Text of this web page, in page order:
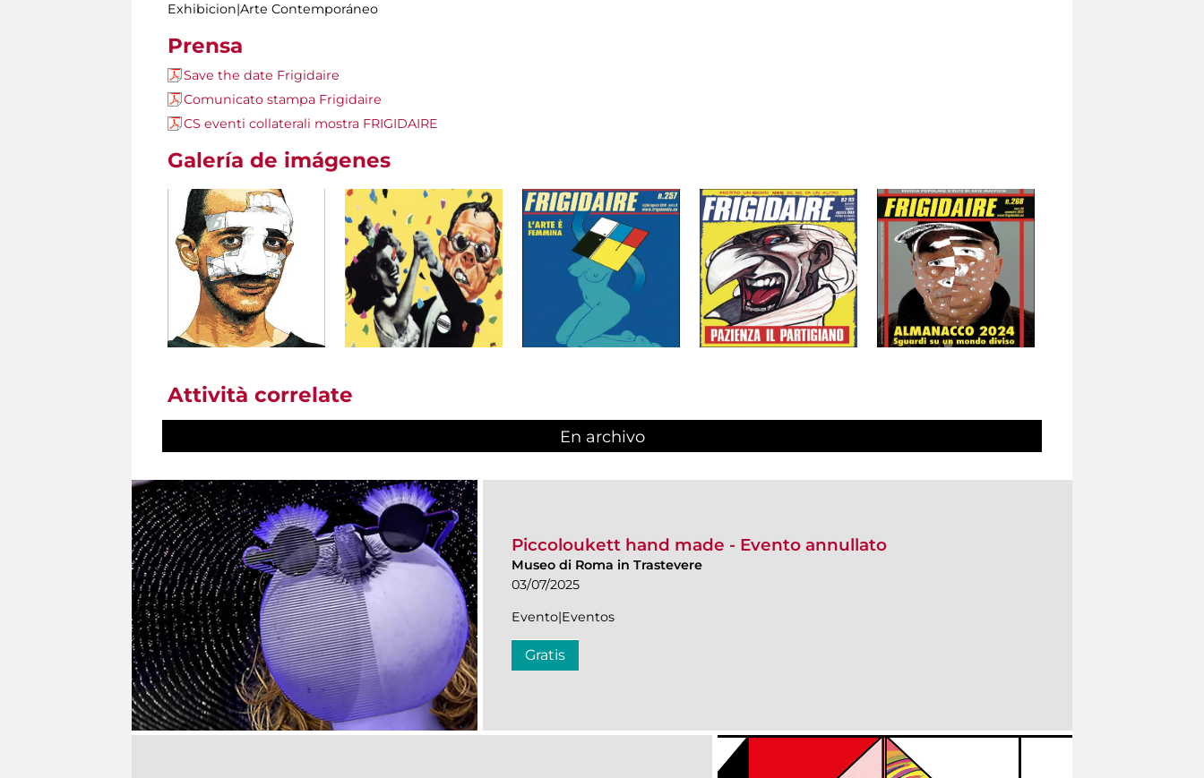
Exhibicion|Arte Contemporáneo
Prensa
Save the date Frigidaire
Comunicato stampa Frigidaire
CS eventi collaterali mostra FRIGIDAIRE
Galería de imágenes
Attività correlate
En archivo
Piccoloukett hand made - Evento annullato
Museo di Roma in Trastevere
03/07/2025
Evento|Eventos
Gratis